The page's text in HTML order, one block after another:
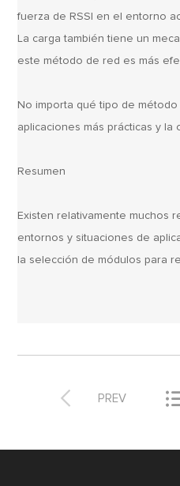
fuerza de RSSI en el entorno
La carga también tiene un
este método de red es más
No importa qué tipo de
aplicaciones más prácticas y
Resumen
Existen relativamente muchos
entornos y situaciones de
la selección de módulos para
 PREV